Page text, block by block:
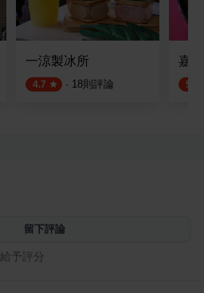
一涼製冰所
4.7 · 18則評論
嘉
5.0
留下評論
給予評分